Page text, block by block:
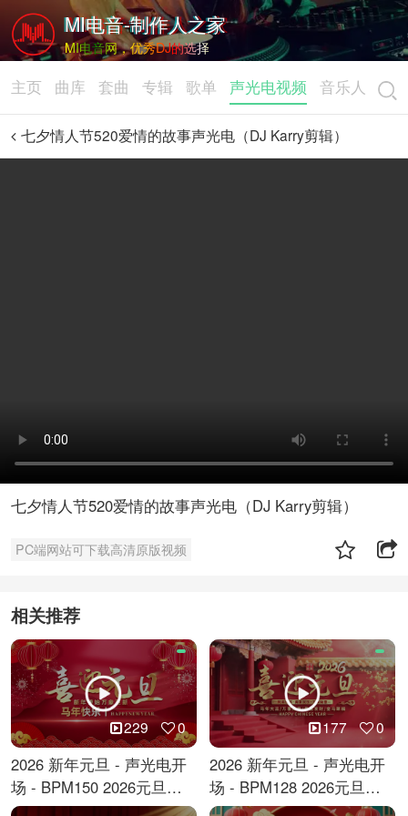
MI电音-制作人之家
MI电音网，优秀DJ的选择
主页 曲库 套曲 专辑 歌单 声光电视频 音乐人
七夕情人节520爱情的故事声光电（DJ Karry剪辑）
七夕情人节520爱情的故事声光电（DJ Karry剪辑）
PC端网站可下载高清原版视频
相关推荐
229 0
2026 新年元旦 - 声光电开
场 - BPM150 2026元旦跨
年倒计时
177 0
2026 新年元旦 - 声光电开
场 - BPM128 2026元旦马
年